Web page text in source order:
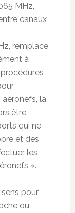
MHz,
canaux
remplace
à
aéronefs, la
être
qui ne
et des
les
».
pour
ou